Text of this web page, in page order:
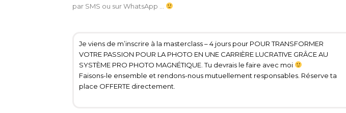
par SMS ou sur WhatsApp …
Je viens de m’inscrire à la masterclass – 4 jours pour POUR TRANSFORMER
VOTRE PASSION POUR LA PHOTO EN UNE CARRIÈRE LUCRATIVE GRÂCE AU
SYSTÈME PRO PHOTO MAGNÉTIQUE. Tu devrais le faire avec moi
Faisons-le ensemble et rendons-nous mutuellement responsables. Réserve ta
place OFFERTE directement.